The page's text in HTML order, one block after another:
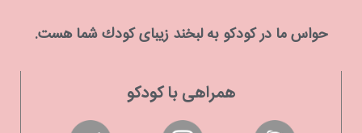
حواس ما در كودكو به لبخند زیبای كودك شما هست.
همراهی با کودکو